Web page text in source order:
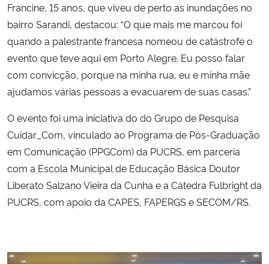
Francine, 15 anos, que viveu de perto as inundações no
bairro Sarandi, destacou: “O que mais me marcou foi
quando a palestrante francesa nomeou de catástrofe o
evento que teve aqui em Porto Alegre. Eu posso falar
com convicção, porque na minha rua, eu e minha mãe
ajudamos várias pessoas a evacuarem de suas casas.”
O evento foi uma iniciativa do do Grupo de Pesquisa
Cuidar_Com, vinculado ao Programa de Pós-Graduação
em Comunicação (PPGCom) da PUCRS, em parceria
com a Escola Municipal de Educação Básica Doutor
Liberato Salzano Vieira da Cunha e a Cátedra Fulbright da
PUCRS, com apoio da CAPES, FAPERGS e SECOM/RS.